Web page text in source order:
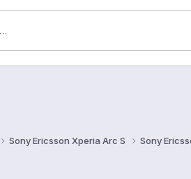
Sony Ericsson Xperia Arc S Sony